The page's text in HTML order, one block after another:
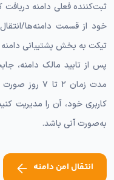
ثبت‌کننده فعلی دامنه دریافت
خود از قسمت دامنه‌ها/
تیکت به بخش پشتیبانی دامنه
پس از تایید مالک دامنه،
مدت زمان ٢ تا
کاربری خود، آن را مدیریت
به‌صورت آنی باشد.
انتقال امن دامنه